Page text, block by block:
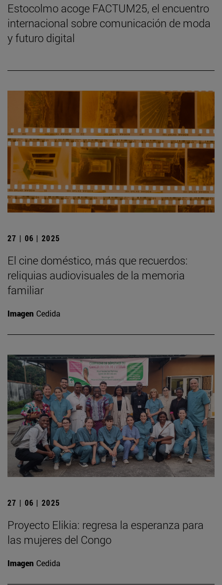
Estocolmo acoge FACTUM25, el encuentro
internacional sobre comunicación de moda
y futuro digital
27 | 06 | 2025
El cine doméstico, más que recuerdos:
reliquias audiovisuales de la memoria
familiar
Imagen Cedida
27 | 06 | 2025
Proyecto Elikia: regresa la esperanza para
las mujeres del Congo
Imagen Cedida